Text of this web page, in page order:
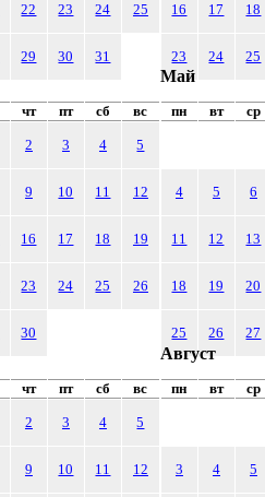
22 23 24 25
29 30 31
16 17 18
23 24 25
чт пт сб вс
2 3 4 5
9 10 11 12
16 17 18 19
23 24 25 26
30
Май
пн вт ср
4 5 6
11 12 13
18 19 20
25 26 27
чт пт сб вс
2 3 4 5
9 10 11 12
Август
пн вт ср
3 4 5